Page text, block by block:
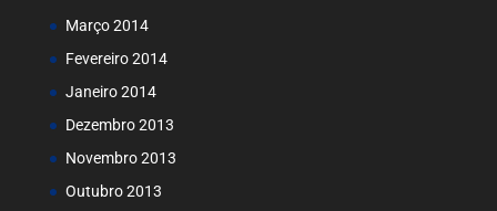
Março 2014
Fevereiro 2014
Janeiro 2014
Dezembro 2013
Novembro 2013
Outubro 2013